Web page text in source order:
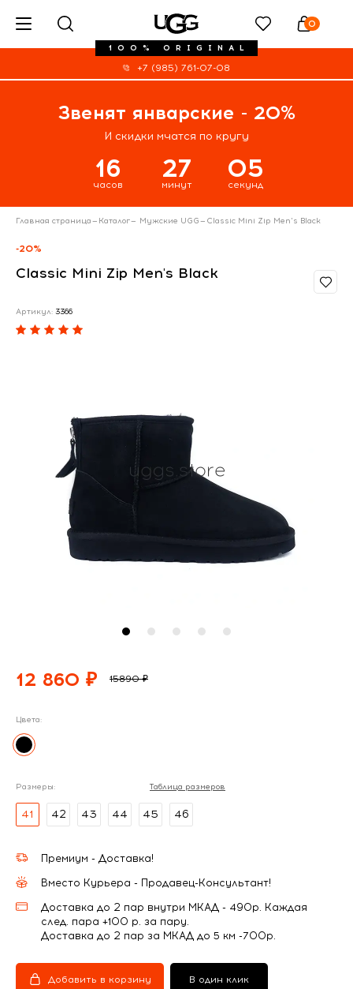
100% ORIGINAL
0
+7 (985) 761-07-08
Звенят январские - 20%
И скидки мчатся по кругу
16
часов
27
минут
05
секунд
Главная страница— Каталог— Мужские UGG— Classic Mini Zip Men's Black
-20%
Classic Mini Zip Men's Black
Артикул: 3366
12 860 ₽ 15890 ₽
Цвета:
Размеры: Таблица размеров
41 42 43 44 45 46
Премиум - Доставка!
Вместо Курьера - Продавец-Консультант!
Доставка до 2 пар внутри МКАД - 490р. Каждая
след. пара +100 р. за пару.
Доставка до 2 пар за МКАД до 5 км -700р.
Добавить в корзину В один клик